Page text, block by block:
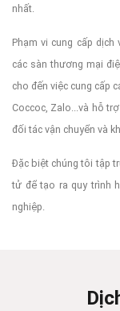
nhất.
Phạm vi cung cấp
các sàn thương mại
cho đến việc cung cấp
Coccoc, Zalo...và hỗ
đối tác vận chuyển và
Đặc biệt chúng tôi tập
tử để tạo ra quy trình
nghiệp.